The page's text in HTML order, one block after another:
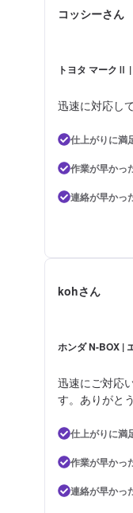
コッシーさん
トヨタ マークⅡ
迅速に対応し
仕上がりに満
作業が早かっ
連絡が早かっ
kohさん
ホンダ N-BOX |
迅速にご対応
す。ありがと
仕上がりに満
作業が早かっ
連絡が早かっ